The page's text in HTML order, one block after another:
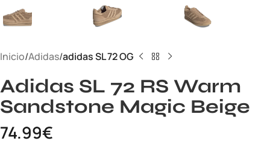
Inicio Adidas adidas SL 72 OG
Adidas SL 72 RS Warm
Sandstone Magic Beige
74.99€